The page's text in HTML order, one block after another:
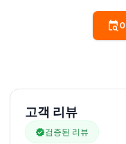
고객 리뷰
검증된 리뷰